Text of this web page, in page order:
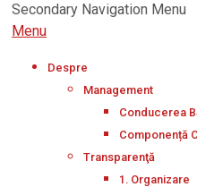
Secondary Navigation Menu
Menu
Despre
Management
Conducerea
Componență
Transparenţă
1. Organizare